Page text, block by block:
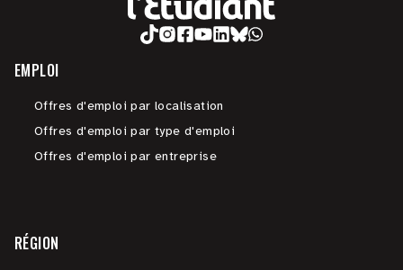
EMPLOI
Offres d'emploi par localisation
Offres d'emploi par type d'emploi
Offres d'emploi par entreprise
RÉGION